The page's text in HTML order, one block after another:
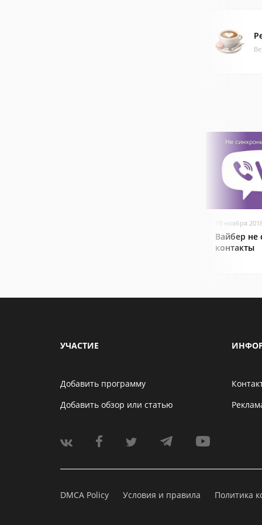
19 ноября
Вайбер не
контакты
УЧАСТИЕ
Добавить программу
Добавить обзор или статью
DMCA Policy Условия и правила Политика